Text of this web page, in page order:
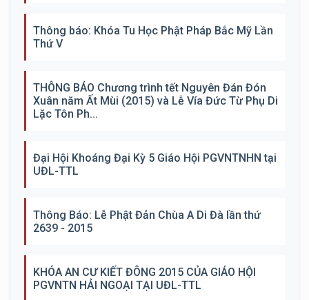
Thông báo: Khóa Tu Học Phật Pháp Bắc Mỹ Lần
Thứ V
THÔNG BÁO Chương trình tết Nguyên Đán Đón
Xuân năm Ất Mùi (2015) và Lễ Vía Đức Từ Phụ Di
Lặc Tôn Ph...
Đại Hội Khoáng Đại Kỳ 5 Giáo Hội PGVNTNHN tại
UĐL-TTL
Thông Báo: Lễ Phật Đản Chùa A Di Đà lần thứ
2639 - 2015
KHÓA AN CƯ KIẾT ĐÔNG 2015 CỦA GIÁO HỘI
PGVNTN HẢI NGOẠI TẠI UĐL-TTL